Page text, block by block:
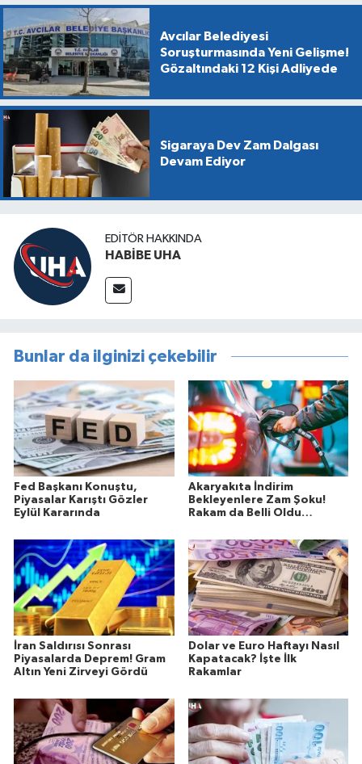
Avcılar Belediyesi
Soruşturmasında Yeni Gelişme!
Gözaltındaki 12 Kişi Adliyede
Sigaraya Dev Zam Dalgası
Devam Ediyor
EDITÖR HAKKINDA
HABİBE UHA
Bunlar da ilginizi çekebilir
Fed Başkanı Konuştu,
Piyasalar Karıştı Gözler
Eylül Kararında
Akaryakıta İndirim
Bekleyenlere Zam Şoku!
Rakam da Belli Oldu…
İran Saldırısı Sonrası
Piyasalarda Deprem! Gram
Altın Yeni Zirveyi Gördü
Dolar ve Euro Haftayı Nasıl
Kapatacak? İşte İlk
Rakamlar